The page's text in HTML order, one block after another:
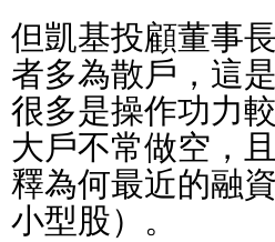
但凱基投顧董事
者多為散戶，這
很多是操作功力
大戶不常做空，
釋為何最近的融
小型股）。